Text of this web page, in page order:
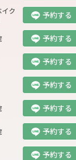
ク
予約する
予約する
予約する
予約する
予約する
予約する
予約する